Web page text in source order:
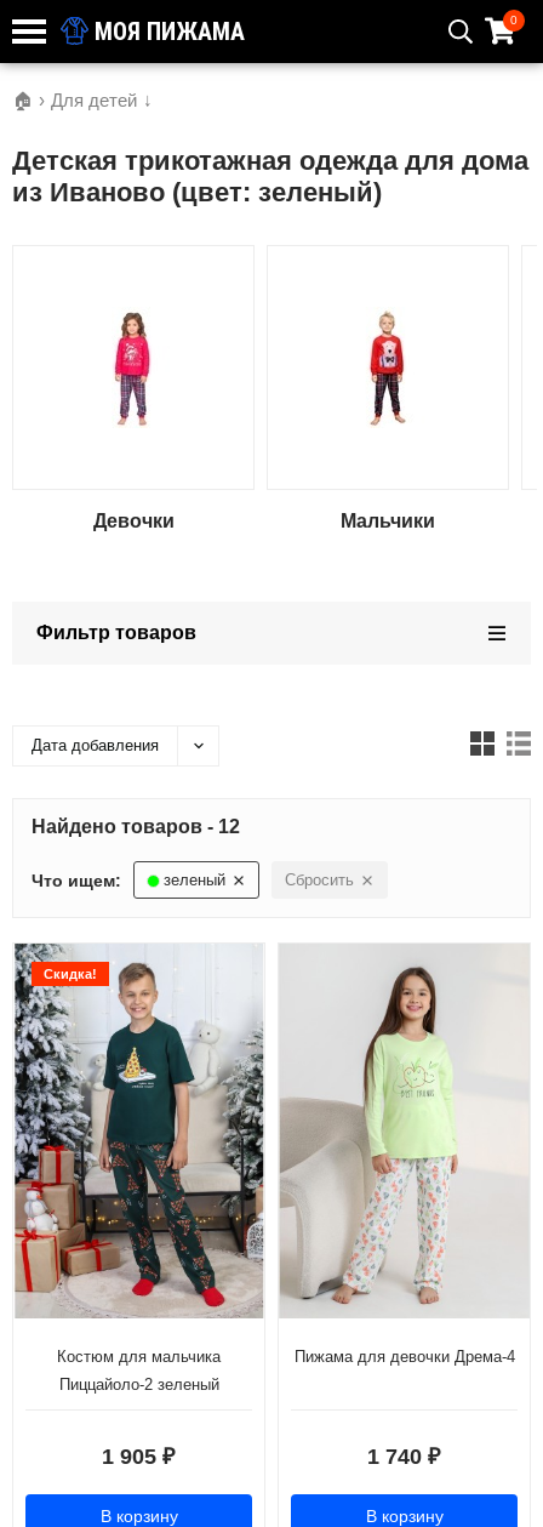
МОЯ ПИЖАМА 0
🏠 › Для детей ↓
Детская трикотажная одежда для дома
из Иваново (цвет: зеленый)
Девочки Мальчики
Фильтр товаров
Дата добавления
Найдено товаров - 12
Что ищем: зеленый Сбросить
Скидка!
Костюм для мальчика
Пиццайоло-2 зеленый
1 905 ₽
В корзину
Пижама для девочки Дрема-4
1 740 ₽
В корзину